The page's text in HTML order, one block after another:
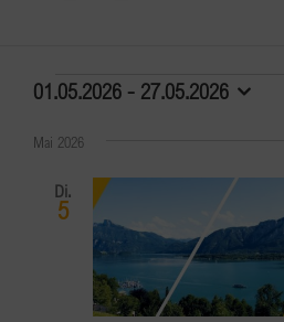
Veranstaltungen
01.05.2026 - 27.05.2026
wählen.
Mai 2026
Di.
5